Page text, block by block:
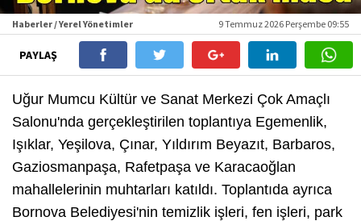
Haberler / Yerel Yönetimler 9 Temmuz 2026 Perşembe 09:55
PAYLAŞ
Uğur Mumcu Kültür ve Sanat Merkezi Çok Amaçlı
Salonu'nda gerçekleştirilen toplantıya Egemenlik,
Işıklar, Yeşilova, Çınar, Yıldırım Beyazıt, Barbaros,
Gaziosmanpaşa, Rafetpaşa ve Karacaoğlan
mahallelerinin muhtarları katıldı. Toplantıda ayrıca
Bornova Belediyesi'nin temizlik işleri, fen işleri, park